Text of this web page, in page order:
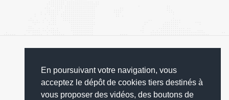
En poursuivant votre navigation, vous
acceptez le dépôt de cookies tiers destinés à
vous proposer des vidéos, des boutons de
© 2019 Grand Orb